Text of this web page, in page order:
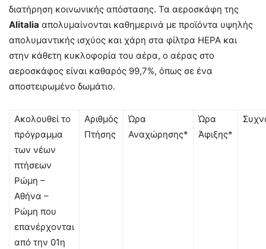
διατήρηση κοινωνικής απόστασης. Τα αεροσκάφη της
Alitalia απολυμαίνονται καθημερινά με προϊόντα υψηλής
απολυμαντικής ισχύος και χάρη στα φίλτρα HEPA και
στην κάθετη κυκλοφορία του αέρα, ο αέρας στο
αεροσκάφος είναι καθαρός 99,7%, όπως σε ένα
αποστειρωμένο δωμάτιο.
Ακολουθεί το
πρόγραμμα
των νέων
πτήσεων
Ρώμη –
Αθήνα –
Ρώμη που
επανέρχονται
από την 01η
Αριθμός
Πτήσης
Ώρα
Αναχώρησης*
Ώρα
Άφιξης*